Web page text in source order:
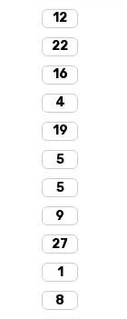
12
22
16
4
19
5
5
9
27
1
8